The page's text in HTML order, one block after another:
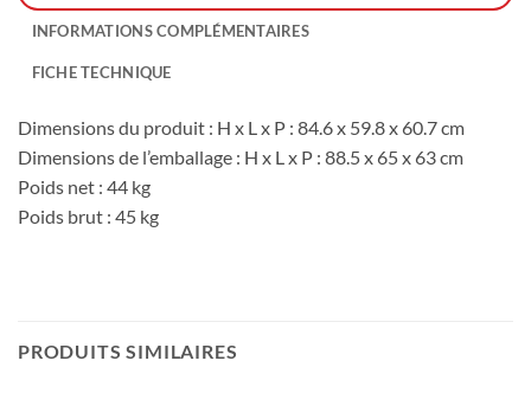
INFORMATIONS COMPLÉMENTAIRES
FICHE TECHNIQUE
Dimensions du produit : H x L x P : 84.6 x 59.8 x 60.7 cm
Dimensions de l’emballage : H x L x P : 88.5 x 65 x 63 cm
Poids net : 44 kg
Poids brut : 45 kg
PRODUITS SIMILAIRES